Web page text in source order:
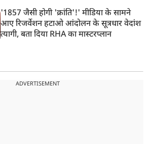
'1857 जैसी होगी 'क्रांति'!' मीडिया के सामने
आए रिजर्वेशन हटाओ आंदोलन के सूत्रधार वेदांश
त्यागी, बता दिया RHA का मास्टरप्लान
ADVERTISEMENT